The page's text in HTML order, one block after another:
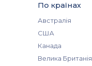
По країнах
Австралія
США
Канада
Велика Британія